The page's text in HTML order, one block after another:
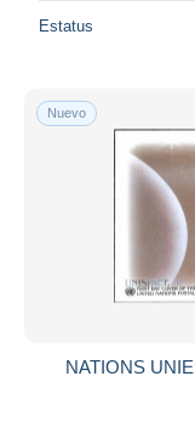
Estatus
Nuevo
NATIONS